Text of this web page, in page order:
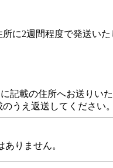
に2週間程度で発送い
記載の住所へお送りいた
うえ返送してください。
りません。